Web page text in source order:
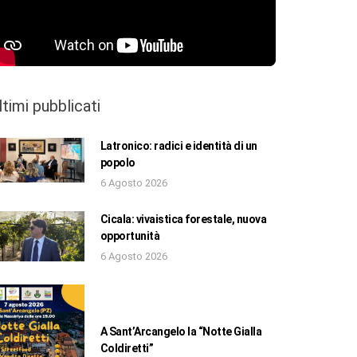
pubblicati
Latronico: radici e identità di un
popolo
6 Agosto 2026
Cicala: vivaistica forestale, nuova
opportunità
6 Agosto 2026
A Sant’Arcangelo la “Notte Gialla
Coldiretti”